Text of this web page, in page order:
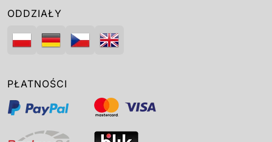
ODDZIAŁY
PŁATNOŚCI